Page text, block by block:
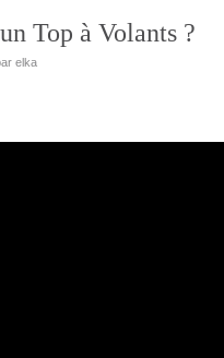
Top à Volants ?
elka